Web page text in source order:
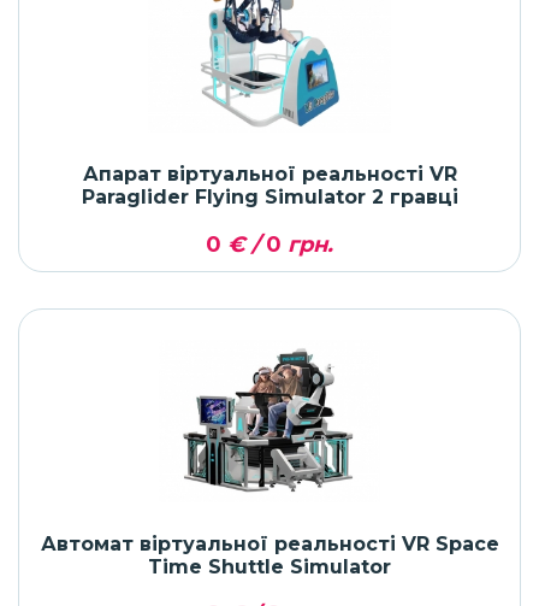
Апарат віртуальної реальності VR
Paraglider Flying Simulator 2 гравці
0 € /0 грн.
Автомат віртуальної реальності VR Space
Time Shuttle Simulator